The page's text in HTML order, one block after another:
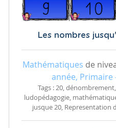
Les nombres
Mathématiques de
année, Primaire
Tags : 20,
ludopédagogie,
jusque 20, Representation